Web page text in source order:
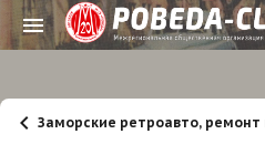
Заморские ретроавто, ремонт